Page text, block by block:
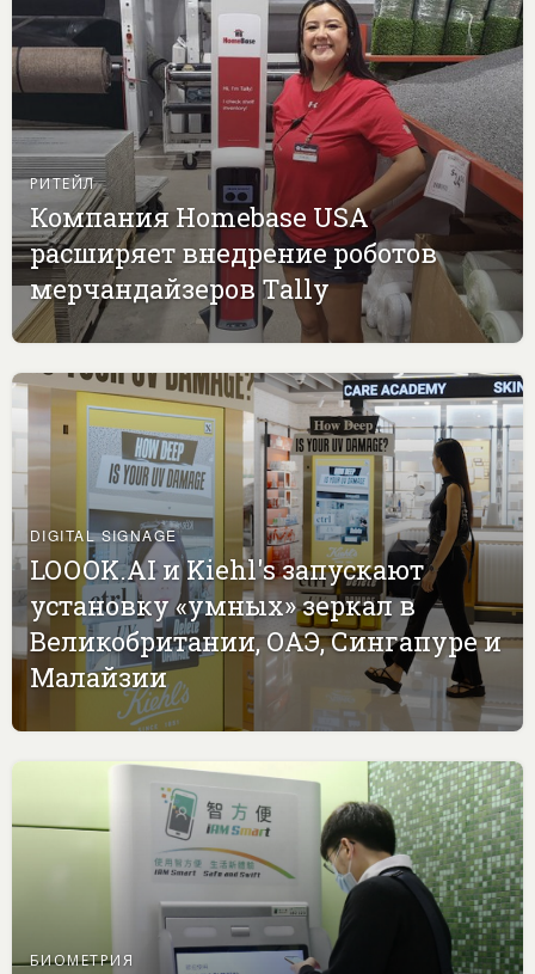
РИТЕЙЛ
Компания Homebase USA
расширяет внедрение роботов
мерчандайзеров Tally
DIGITAL SIGNAGE
LOOOK.AI и Kiehl's запускают
установку «умных» зеркал в
Великобритании, ОАЭ, Сингапуре и
Малайзии
БИОМЕТРИЯ